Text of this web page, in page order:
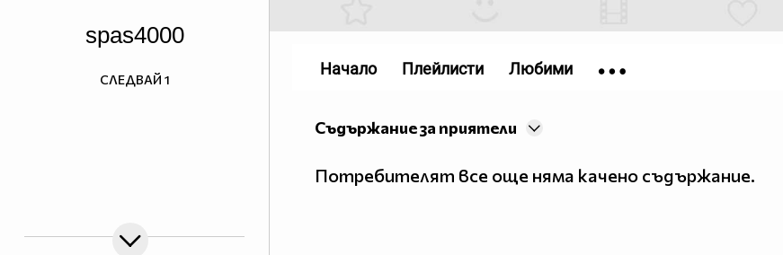
spas4000
СЛЕДВАЙ 1
Съдържание за приятели
Потребителят все още няма качено съдържание.
Начало Плейлисти Любими